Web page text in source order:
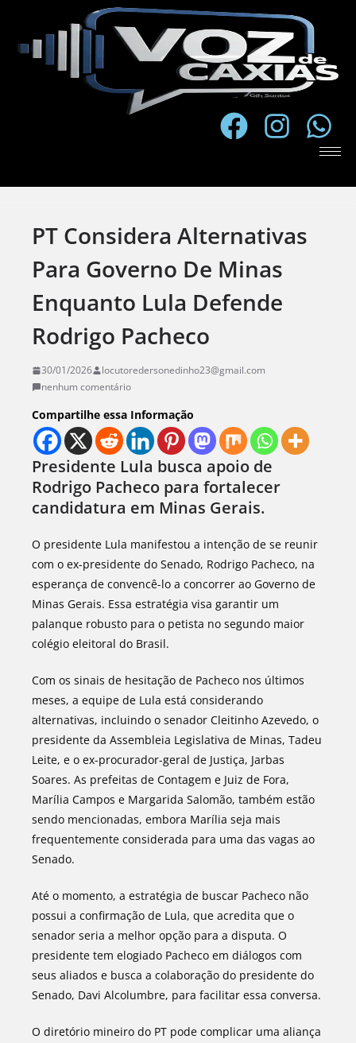
PT Considera Alternativas
Para Governo De Minas
Enquanto Lula Defende
Rodrigo Pacheco
30/01/2026
locutoredersonedinho23@gmail.com
nenhum comentário
Compartilhe essa Informação
Presidente Lula busca apoio de
Rodrigo Pacheco para fortalecer
candidatura em Minas Gerais.
O presidente Lula manifestou a intenção de se reunir
com o ex-presidente do Senado, Rodrigo Pacheco, na
esperança de convencê-lo a concorrer ao Governo de
Minas Gerais. Essa estratégia visa garantir um
palanque robusto para o petista no segundo maior
colégio eleitoral do Brasil.
Com os sinais de hesitação de Pacheco nos últimos
meses, a equipe de Lula está considerando
alternativas, incluindo o senador Cleitinho Azevedo, o
presidente da Assembleia Legislativa de Minas, Tadeu
Leite, e o ex-procurador-geral de Justiça, Jarbas
Soares. As prefeitas de Contagem e Juiz de Fora,
Marília Campos e Margarida Salomão, também estão
sendo mencionadas, embora Marília seja mais
frequentemente considerada para uma das vagas ao
Senado.
Até o momento, a estratégia de buscar Pacheco não
possui a confirmação de Lula, que acredita que o
senador seria a melhor opção para a disputa. O
presidente tem elogiado Pacheco em diálogos com
seus aliados e busca a colaboração do presidente do
Senado, Davi Alcolumbre, para facilitar essa conversa.
O diretório mineiro do PT pode complicar uma aliança